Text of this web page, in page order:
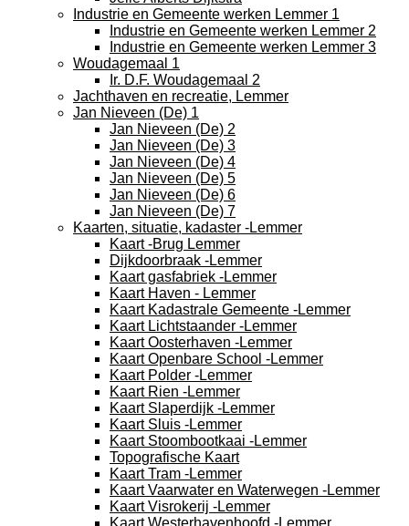
Industrie en Gemeente werken Lemmer 1
Industrie en Gemeente werken Lemmer 2
Industrie en Gemeente werken Lemmer 3
Woudagemaal 1
Ir. D.F. Woudagemaal 2
Jachthaven en recreatie, Lemmer
Jan Nieveen (De) 1
Jan Nieveen (De) 2
Jan Nieveen (De) 3
Jan Nieveen (De) 4
Jan Nieveen (De) 5
Jan Nieveen (De) 6
Jan Nieveen (De) 7
Kaarten, situatie, kadaster -Lemmer
Kaart -Brug Lemmer
Dijkdoorbraak -Lemmer
Kaart gasfabriek -Lemmer
Kaart Haven - Lemmer
Kaart Kadastrale Gemeente -Lemmer
Kaart Lichtstaander -Lemmer
Kaart Oosterhaven -Lemmer
Kaart Openbare School -Lemmer
Kaart Polder -Lemmer
Kaart Rien -Lemmer
Kaart Slaperdijk -Lemmer
Kaart Sluis -Lemmer
Kaart Stoombootkaai -Lemmer
Topografische Kaart
Kaart Tram -Lemmer
Kaart Vaarwater en Waterwegen -Lemmer
Kaart Visrokerij -Lemmer
Kaart Westerhavenhoofd -Lemmer